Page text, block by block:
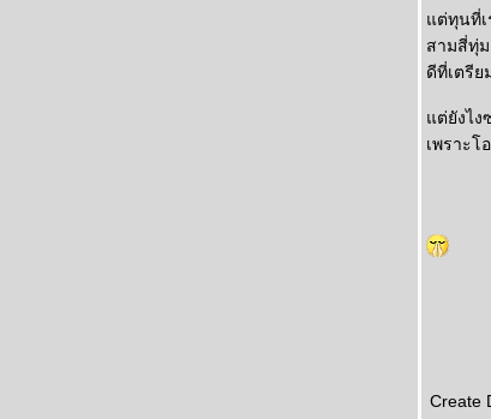
ต่ทุนที่เ
สามสี่ทุ่
ดีที่เตรี
ต่ยังไง
เพราะโ
Create